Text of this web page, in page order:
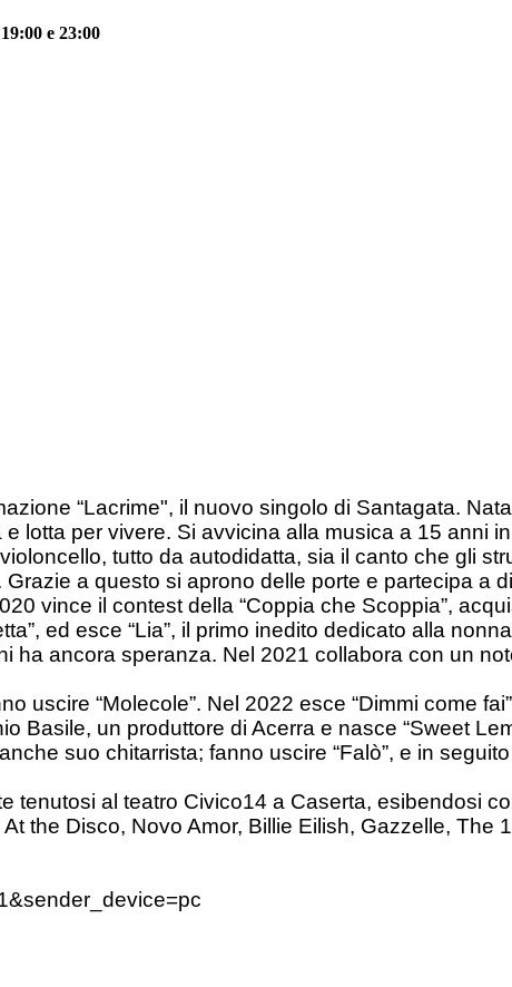
e 23:00
“Lacrime", il nuovo singolo di Santagata.
lotta per vivere. Si avvicina alla musica a 15 anni
tutto da autodidatta, sia il canto che gli
a questo si aprono delle porte e partecipa a
vince il contest della “Coppia che Scoppia”,
ed esce “Lia”, il primo inedito dedicato alla
ha ancora speranza. Nel 2021 collabora con un
uscire “Molecole”. Nel 2022 esce “Dimmi come
Basile, un produttore di Acerra e nasce “Sweet
suo chitarrista; fanno uscire “Falò”, e in
al teatro Civico14 a Caserta, esibendosi
the Disco, Novo Amor, Billie Eilish, Gazzelle, The